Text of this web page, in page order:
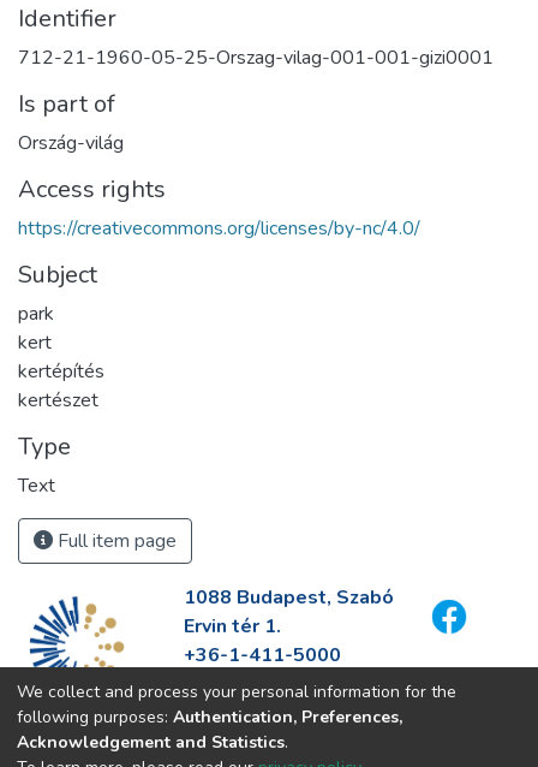
Identifier
712-21-1960-05-25-Orszag-vilag-001-001-gizi0001
Is part of
Ország-világ
Access rights
https://creativecommons.org/licenses/by-nc/4.0/
Subject
park
kert
kertépítés
kertészet
Type
Text
Full item page
1088 Budapest, Szabó
Ervin tér 1.
+36-1-411-5000
info@fszek.hu
https://fszek.hu
We collect and process your personal information for the
following purposes: Authentication, Preferences,
Acknowledgement and Statistics.